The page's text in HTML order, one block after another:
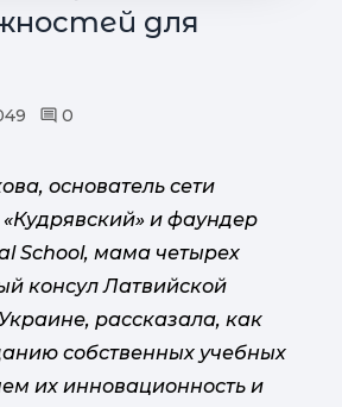
для
0
основатель сети
«Кудрявский» и фаундер
School, мама четырех
консул Латвийской
рассказала, как
собственных учебных
их инновационность и